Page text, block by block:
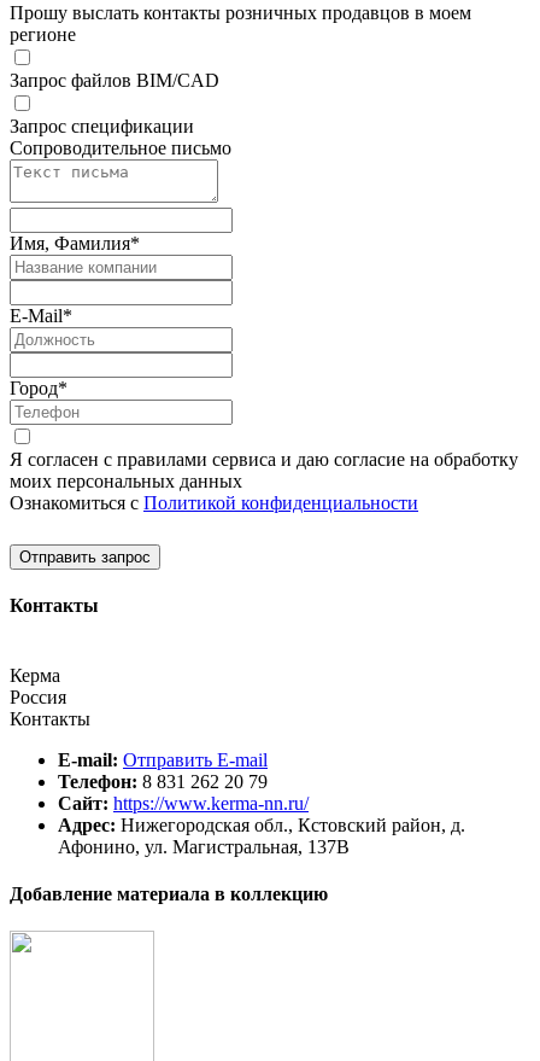
Прошу выслать контакты розничных продавцов в моем
регионе
Запрос файлов BIM/CAD
Запрос спецификации
Сопроводительное письмо
Имя, Фамилия*
E-Mail*
Город*
Я согласен с правилами сервиса и даю согласие на обработку
моих персональных данных
Ознакомиться с Политикой конфиденциальности
Отправить запрос
Контакты
Керма
Россия
Контакты
E-mail: Отправить E-mail
Телефон: 8 831 262 20 79
Сайт: https://www.kerma-nn.ru/
Адрес: Нижегородская обл., Кстовский район, д.
Афонино, ул. Магистральная, 137В
Добавление материала в коллекцию